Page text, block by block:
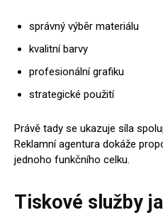
správný výběr materiálu
kvalitní barvy
profesionální grafiku
strategické použití
Právě tady se ukazuje síla
Reklamní agentura dokáže
jednoho funkčního celku.
Tiskové služby